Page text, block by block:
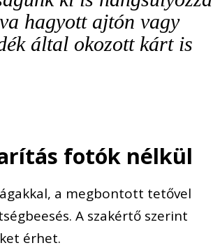
hagyott ajtón vagy
által okozott kárt is
fotók nélkül
a megbontott tetővel
A szakértő szerint
érhet.